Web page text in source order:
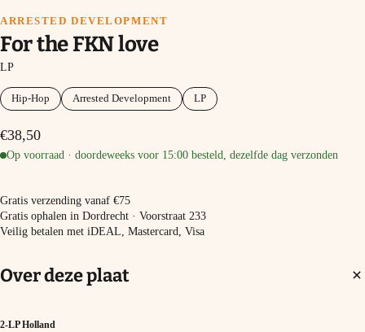
ARRESTED DEVELOPMENT
For the FKN love
LP
Hip-Hop Arrested Development LP
€38,50
Op voorraad · doordeweeks voor 15:00 besteld, dezelfde dag verzonden
− +
Gratis verzending vanaf €75
Gratis ophalen in Dordrecht · Voorstraat 233
Veilig betalen met iDEAL, Mastercard, Visa
Over deze plaat
2-LP Holland